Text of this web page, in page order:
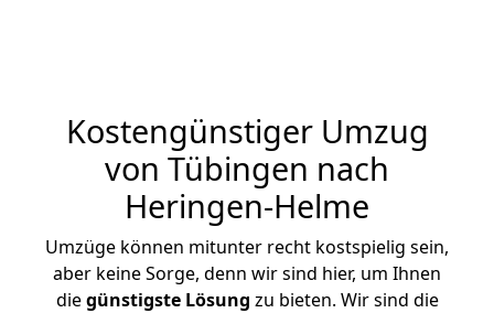
Kostengünstiger Umzug
von Tübingen nach
Heringen-Helme
Umzüge können mitunter recht kostspielig sein,
aber keine Sorge, denn wir sind hier, um Ihnen
diegünstigste Lösung zu bieten. Wir sind die